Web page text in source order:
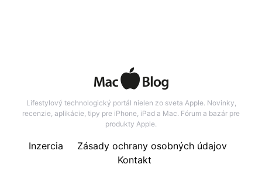
Lifestylový technologický portál nielen zo sveta Apple. Novinky,
recenzie, aplikácie, tipy pre iPhone, iPad a Mac. Fórum a bazár pre
produkty Apple.
Inzercia
Zásady ochrany osobných údajov
Kontakt